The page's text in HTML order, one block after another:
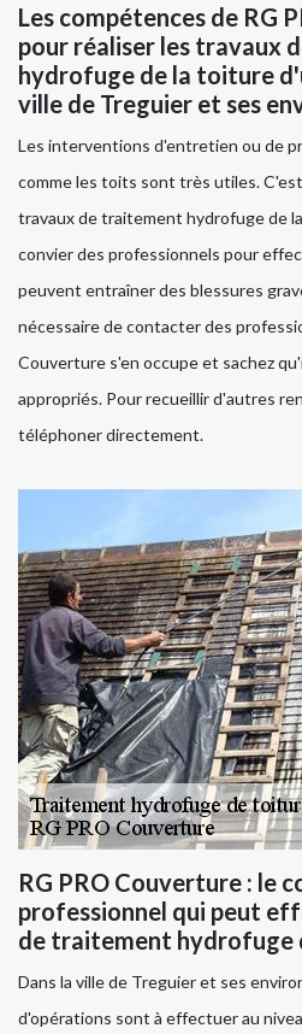
Les compétences de RG
pour réaliser les travaux
hydrofuge de la toiture
ville de Treguier et ses
Les interventions d'entretien ou de
comme les toits sont très utiles.
travaux de traitement hydrofuge de
convier des professionnels pour
peuvent entraîner des blessures
nécessaire de contacter des
Couverture s'en occupe et sachez
appropriés. Pour recueillir d'autres
téléphoner directement.
RG PRO Couverture : le
professionnel qui peut
de traitement hydrofuge
Dans la ville de Treguier et ses
d'opérations sont à effectuer au